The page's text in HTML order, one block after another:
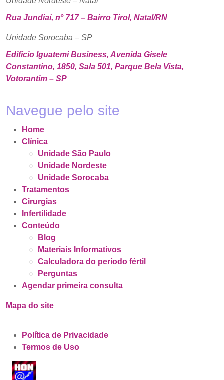
Rua Jundiaí, nº 717 – Bairro Tirol, Natal/RN
Unidade Sorocaba – SP
Edifício Iguatemi Business, Avenida Gisele
Constantino, 1850, Sala 501, Parque Bela Vista,
Votorantim – SP
Navegue pelo site
Home
Clínica
Unidade São Paulo
Unidade Nordeste
Unidade Sorocaba
Tratamentos
Cirurgias
Infertilidade
Conteúdo
Blog
Materiais Informativos
Calculadora do período fértil
Perguntas
Agendar primeira consulta
Mapa do site
Política de Privacidade
Termos de Uso